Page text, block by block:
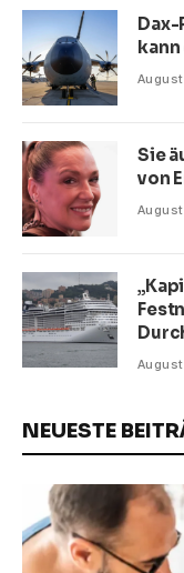
kann
Sie
von
NEUESTE